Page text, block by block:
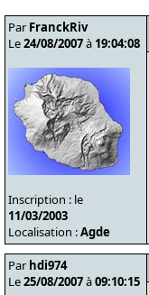
Par FranckRiv
Le24/08/2007à 19:04:08
Inscription : le
11/03/2003
Localisation :Agde
Par hdi974
Le25/08/2007à09:10:15